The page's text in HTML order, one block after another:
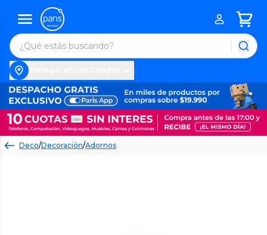
Deco/Decoración/Adornos